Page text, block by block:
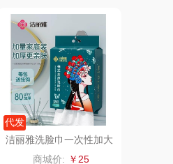
代发
洁丽雅洗脸巾一次性加大
加厚悬挂抽取式家庭装M
商城价: ￥25